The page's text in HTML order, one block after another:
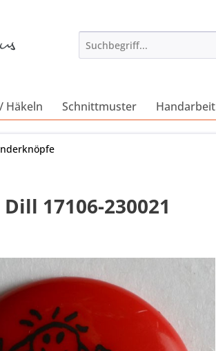
Häkeln Schnittmuster Handarbeit
17106-230021